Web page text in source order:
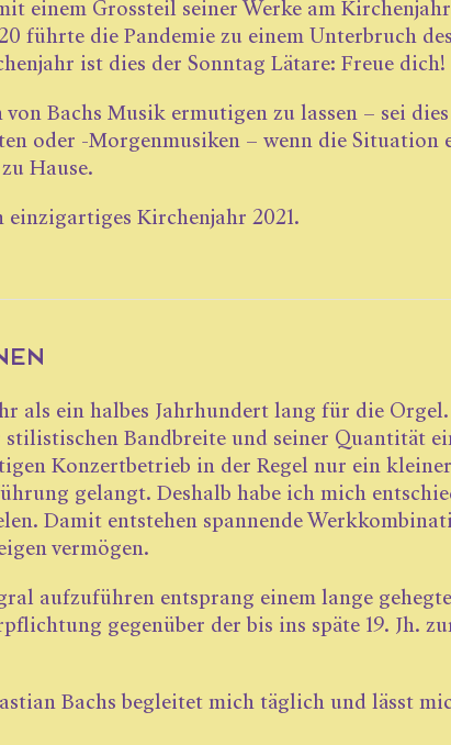
einem Grossteil seiner Werke am
führte die Pandemie zu einem Unterbruch
ist dies der Sonntag Lätare: Freue dich!
Bachs Musik ermutigen zu lassen – sei
oder -Morgenmusiken – wenn die Situation
Hause.
einzigartiges Kirchenjahr 2021.
als ein halbes ­Jahr­­hundert lang für die
Bandbreite und seiner Quantität
Konzertbetrieb in der Regel nur ein
gelangt. Deshalb habe ich mich
Damit entstehen span­nende
vermögen.
aufzuführen entsprang einem lange
gegenüber der bis ins späte 19. Jh.
Bachs begleitet mich täglich und lässt